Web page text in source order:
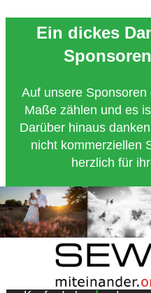
Ein dickes
Auf unsere
Maße zählen und es
Darüber hinaus
nicht kommerziellen
herzlich für
Copyright 2018 -